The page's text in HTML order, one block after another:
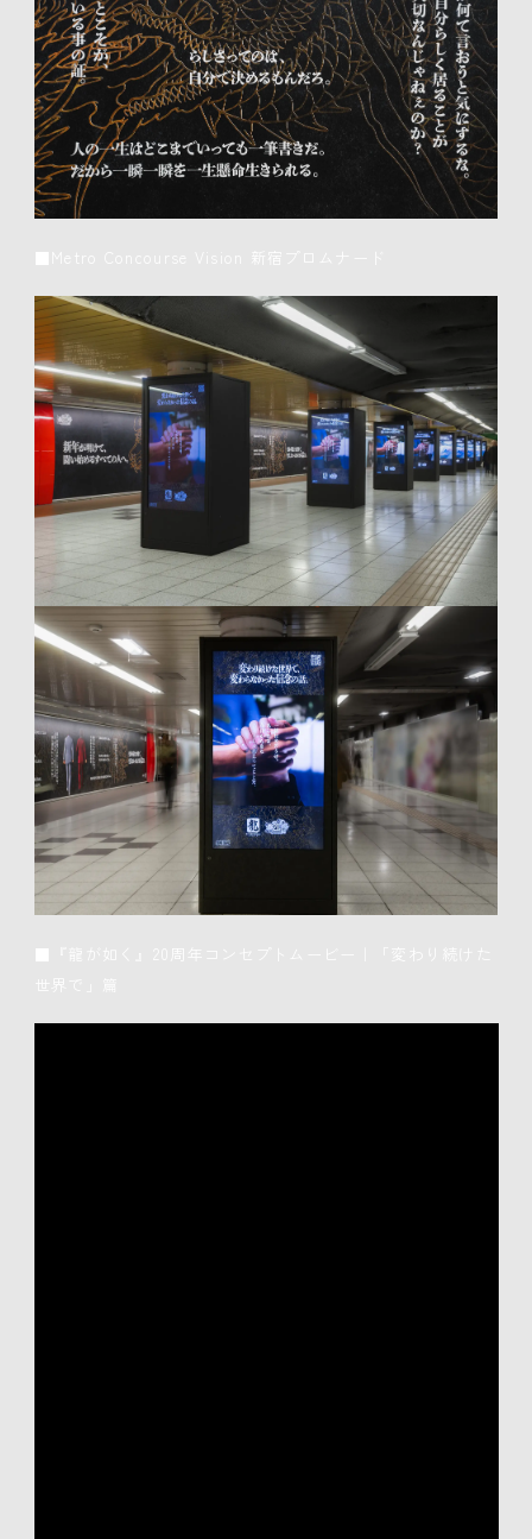
■Metro Concourse Vision 新宿プロムナード
■『龍が如く』20周年コンセプトムービー｜「変わり続けた
世界で」篇